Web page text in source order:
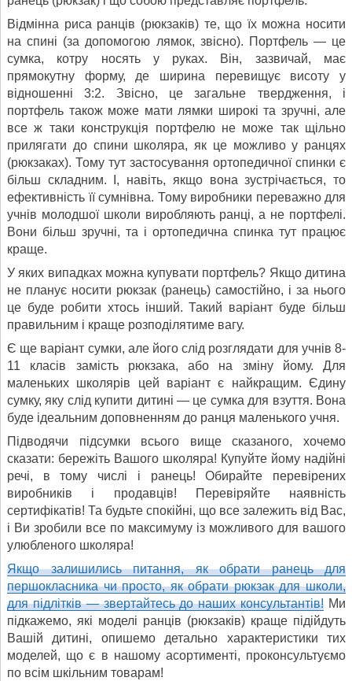
Відмінна риса ранців (рюкзаків) те, що їх можна носити
на спині (за допомогою лямок, звісно). Портфель — це
сумка, котру носять у руках. Він, зазвичай, має
прямокутну форму, де ширина перевищує висоту у
відношенні 3:2. Звісно, це загальне твердження, і
портфель також може мати лямки широкі та зручні, але
все ж таки конструкція портфелю не може так щільно
прилягати до спини школяра, як це можливо у ранцях
(рюкзаках). Тому тут застосування ортопедичної спинки є
більш складним. І, навіть, якщо вона зустрічається, то
ефективність її сумнівна. Тому виробники переважно для
учнів молодшої школи виробляють ранці, а не портфелі.
Вони більш зручні, та і ортопедична спинка тут працює
краще.
У яких випадках можна купувати портфель? Якщо дитина
не планує носити рюкзак (ранець) самостійно, і за нього
це буде робити хтось інший. Такий варіант буде більш
правильним і краще розподілятиме вагу.
Є ще варіант сумки, але його слід розглядати для учнів 8-
11 класів замість рюкзака, або на зміну йому. Для
маленьких школярів цей варіант є найкращим. Єдину
сумку, яку слід купити дитині — це сумка для взуття. Вона
буде ідеальним доповненням до ранця маленького учня.
Підводячи підсумки всього вище сказаного, хочемо
сказати: бережіть Вашого школяра! Купуйте йому надійні
речі, в тому числі і ранець! Обирайте перевірених
виробників і продавців! Перевіряйте наявність
сертифікатів! Та будьте спокійні, що все залежить від Вас,
і Ви зробили все по максимуму із можливого для вашого
улюбленого школяра!
Якщо залишились питання, як обрати ранець для
першокласника чи просто, як обрати рюкзак для школи,
для підлітків — звертайтесь до наших консультантів! Ми
підкажемо, які моделі ранців (рюкзаків) краще підійдуть
Вашій дитині, опишемо детально характеристики тих
моделей, що є в нашому асортименті, проконсультуємо
по всім шкільним товарам!